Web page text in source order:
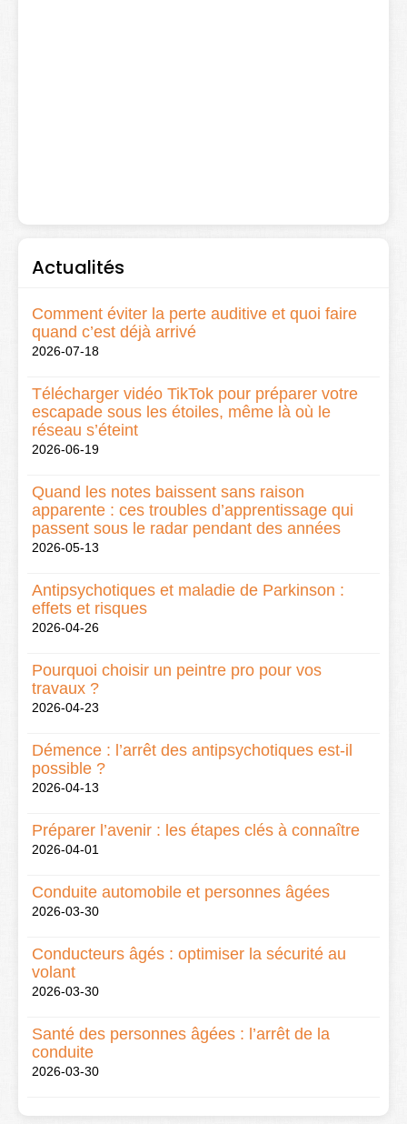
Actualités
Comment éviter la perte auditive et quoi faire
quand c’est déjà arrivé
2026-07-18
Télécharger vidéo TikTok pour préparer votre
escapade sous les étoiles, même là où le
réseau s’éteint
2026-06-19
Quand les notes baissent sans raison
apparente : ces troubles d’apprentissage qui
passent sous le radar pendant des années
2026-05-13
Antipsychotiques et maladie de Parkinson :
effets et risques
2026-04-26
Pourquoi choisir un peintre pro pour vos
travaux ?
2026-04-23
Démence : l’arrêt des antipsychotiques est-il
possible ?
2026-04-13
Préparer l’avenir : les étapes clés à connaître
2026-04-01
Conduite automobile et personnes âgées
2026-03-30
Conducteurs âgés : optimiser la sécurité au
volant
2026-03-30
Santé des personnes âgées : l’arrêt de la
conduite
2026-03-30